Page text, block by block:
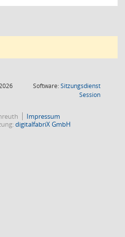
Software:Sitzungsdienst
Session(Wird in
Impressum
digitalfabriX GmbH